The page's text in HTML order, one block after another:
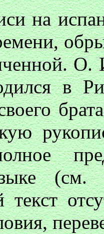
на
в
текст